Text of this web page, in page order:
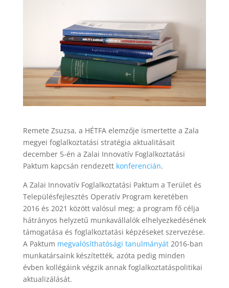
Remete Zsuzsa, a HÉTFA elemzője ismertette a Zala
megyei foglalkoztatási stratégia aktualitásait
december 5-én a Zalai Innovatív Foglalkoztatási
Paktum kapcsán rendezett konferencián.
A Zalai Innovatív Foglalkoztatási Paktum a Terület és
Településfejlesztés Operatív Program keretében
2016 és 2021 között valósul meg; a program fő célja
hátrányos helyzetű munkavállalók elhelyezkedésének
támogatása és foglalkoztatási képzéseket szervezése.
A Paktum megvalósíthatósági tanulmányát2016-ban
munkatársaink készítették, azóta pedig minden
évben kollégáink végzik annak foglalkoztatáspolitikai
aktualizálását.